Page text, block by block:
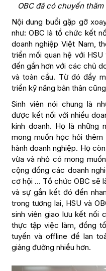
OBC đã có chuyến
Nội dung buổi gặp gỡ
như: OBC là tổ chức kết
doanh nghiệp Việt Nam,
triển mối quan hệ với
đến gần hơn với các chủ
và toàn cầu. Từ đó đẩy
triển kỹ năng bản thân
Sinh viên nói chung là
được kết nối với nhiều
kinh doanh. Họ là những
mong muốn học hỏi
hành doanh nghiệp. Họ
vừa và nhỏ có mong
cộng đồng các doanh
cơ hội … Tổ chức OBC sẽ
và sự gắn kết đó đến
trong tương lai, HSU và
sinh viên giao lưu kết nối
thực tập việc làm, đồng
tuyến và offline để lan
giảng đường nhiều hơn.